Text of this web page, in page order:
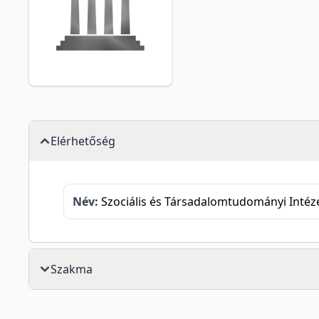
Elérhetőség
Név: Szociális és Társadalomtudományi
Szakma